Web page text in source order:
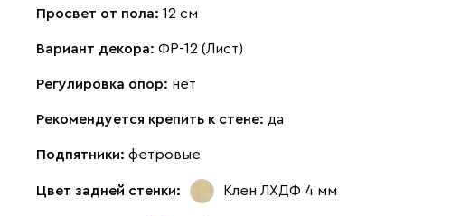
Просвет от пола: 12 см
Вариант декора: ФР-12 (Лист)
Регулировка опор: нет
Рекомендуется крепить к стене: да
Подпятники: фетровые
Цвет задней стенки: Клен ЛХДФ 4 мм